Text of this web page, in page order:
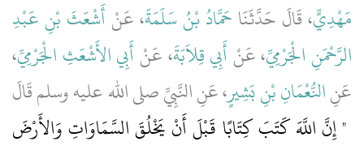
مَهْدِيٍّ، قَالَ حَدَّثَنَاحَمَّادُ بْنُ سَلَمَةَ، عَنْ أَشْعَثَ بْنِ عَبْدِ
الرَّحْمَنِ الْجَرْمِيِّ، عَنْ أَبِي قِلاَبَةَ، عَنْ أَبِي الأَشْعَثِ الْجَرْمِيِّ،
عَنِالنُّعْمَانِ بْنِ بَشِيرٍ، عَنِ النَّبِيِّ صلى الله عليه وسلم قَالَ
"‏ إِنَّ اللَّهَ كَتَبَ كِتَابًا قَبْلَ أَنْ يَخْلُقَ السَّمَاوَاتِ وَالأَرْضَ